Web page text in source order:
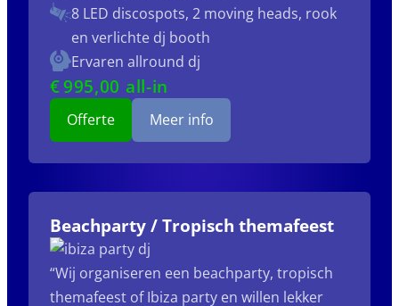
8 LED discospots, 2 moving heads, rook
en verlichte dj booth
Ervaren allround dj
€995,00 all-in
Offerte Meer info
Beachparty / Tropisch themafeest
“Wij organiseren een beachparty, tropisch
themafeest of Ibiza party en willen lekker